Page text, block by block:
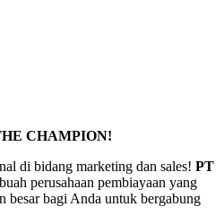
CHAMPION!
di bidang marketing dan sales! PT
perusahaan pembiayaan yang
besar bagi Anda untuk bergabung